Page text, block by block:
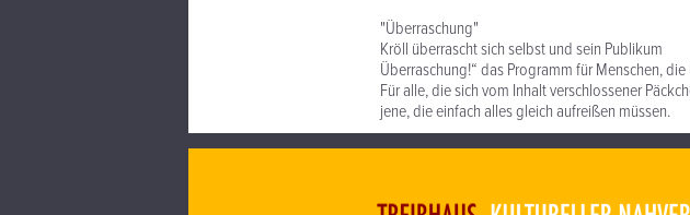
"Überraschung"
Kröll überrascht sich selbst und sein Publikum
Überraschung!“ das Programm für Menschen,
Für alle, die sich vom Inhalt verschlossener
jene, die einfach alles gleich aufreißen müssen.